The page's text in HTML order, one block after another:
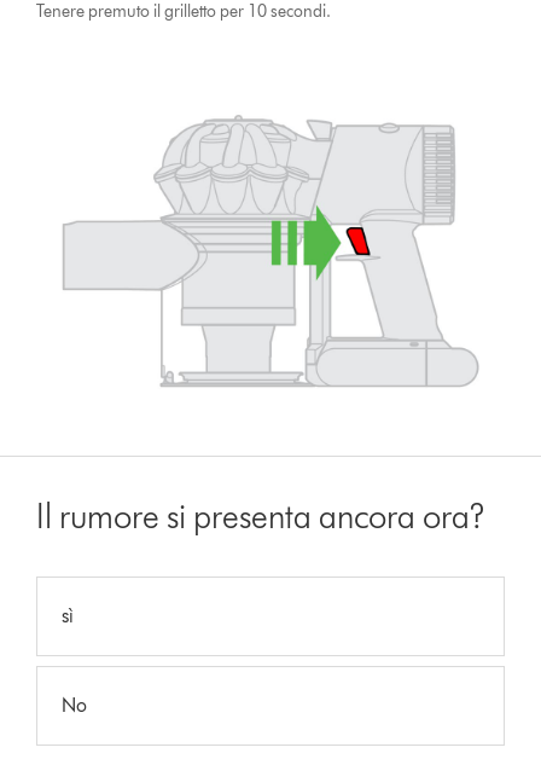
Tenere premuto il grilletto per 10 secondi.
Il rumore si presenta ancora ora?
sì
No